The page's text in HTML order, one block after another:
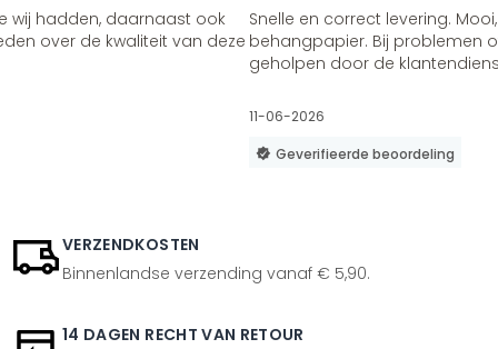
wij hadden, daarnaast ook
over de kwaliteit van deze
Snelle en correct levering.
behangpapier. Bij problemen
geholpen door de
11-06-2026
Geverifieerde beoordeling
VERZENDKOSTEN
Binnenlandse verzending vanaf € 5,90.
14 DAGEN RECHT VAN RETOUR